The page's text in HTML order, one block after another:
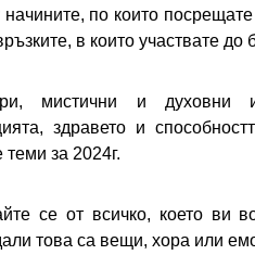
по които
в които участвате до
мистични и духовни
здравето и
за 2024г.
се от всичко, което ви
това са вещи, хора или